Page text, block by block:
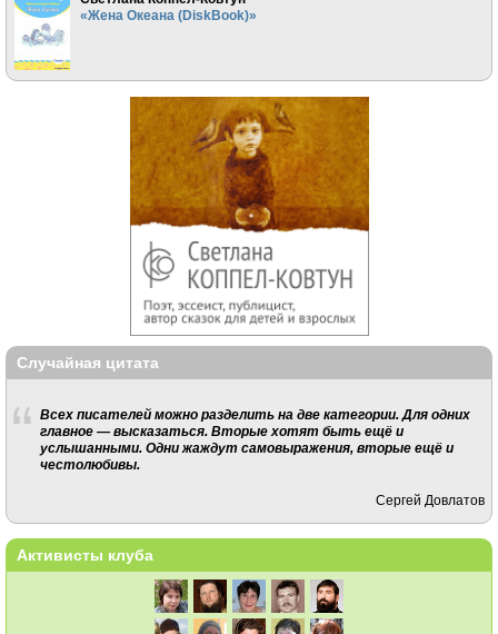
«Жена Океана (DiskBook)»
Случайная цитата
Всех писателей можно разделить на две категории. Для одних
главное — высказаться. Вторые хотят быть ещё и
услышанными. Одни жаждут самовыражения, вторые ещё и
честолюбивы.
Сергей Довлатов
Активисты клуба